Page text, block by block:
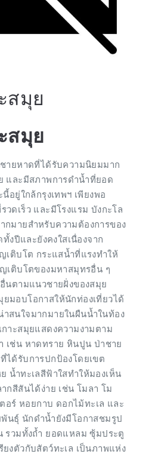
สมุย
สมุย
ชายหาดที่ได้รับความนิยมมาก
และมีสภาพการดำน้ำที่ยอด
อยู่ใกล้กรุงเทพฯ เพียงพอ
วดเร็ว และมีโรงแรม บังกะโล
กมายสำหรับความต้องการของ
งปีและยังคงใสเนื่องจาก
เติบโต กระแสน้ำที่แรงทำให้
เติบโตของมหาสมุทรอื่น ๆ
นตามแนวชายฝั่งของสมุย
ยมอบโอกาสให้นักท่องเที่ยวได้
าสนใจมากมายในผืนน้ำในท้อง
าะสมุยแสดงความงามตาม
เช่น หาดทราย หินปูน ป่าชาย
ได้รับการปกป้องโดยเขต
น้ำทะเลสีฟ้าใสทำให้มองเห็น
กสีสันได้ง่าย เช่น โมลา โม
อร์ หอยกาบ ดอกไม้ทะเล และ
นธุ์ นักดำน้ำยังมีโอกาสชมรูป
รวมทั้งถ้ำ ยอดแหลม ซุ้มประตู
งตัวกับสัตว์ทะเล เป็นภาพแห่ง